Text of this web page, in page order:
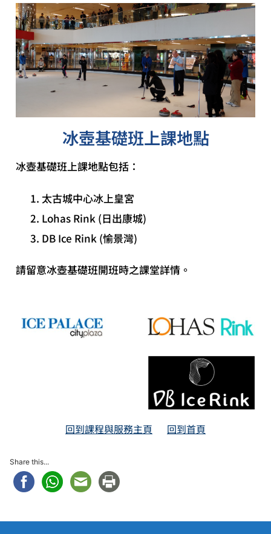
冰壺基礎班上課地點
冰壺基礎班上課地點包括：
太古城中心冰上皇宮
Lohas Rink (日出康城)
DB Ice Rink (愉景灣)
請留意冰壺基礎班開班時之課堂詳情。
回到課程與服務主頁 回到首頁
Share this...